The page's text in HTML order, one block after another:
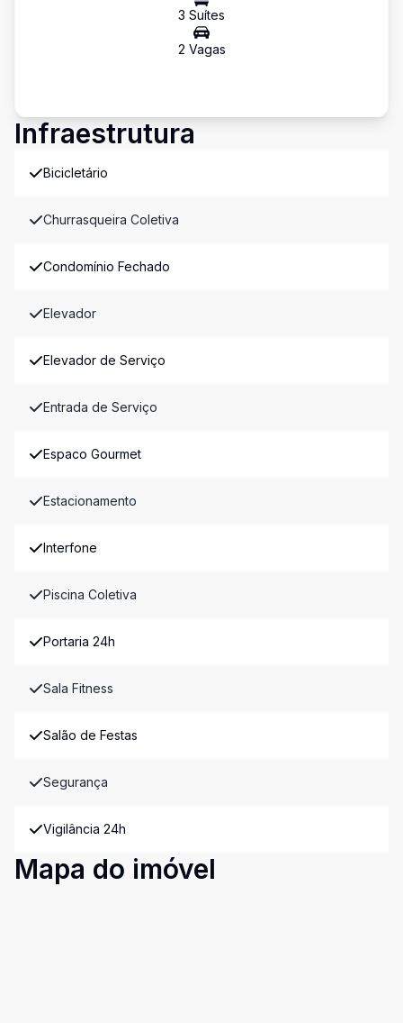
3 Suítes
2 Vagas
Infraestrutura
Bicicletário
Churrasqueira Coletiva
Condomínio Fechado
Elevador
Elevador de Serviço
Entrada de Serviço
Espaco Gourmet
Estacionamento
Interfone
Piscina Coletiva
Portaria 24h
Sala Fitness
Salão de Festas
Segurança
Vigilância 24h
Mapa do imóvel